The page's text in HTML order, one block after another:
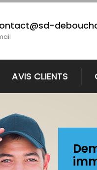
AVIS CLIENTS